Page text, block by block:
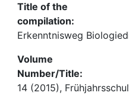
Title of the
compilation:
Erkenntnisweg
Volume
Number/Title:
14 (2015),